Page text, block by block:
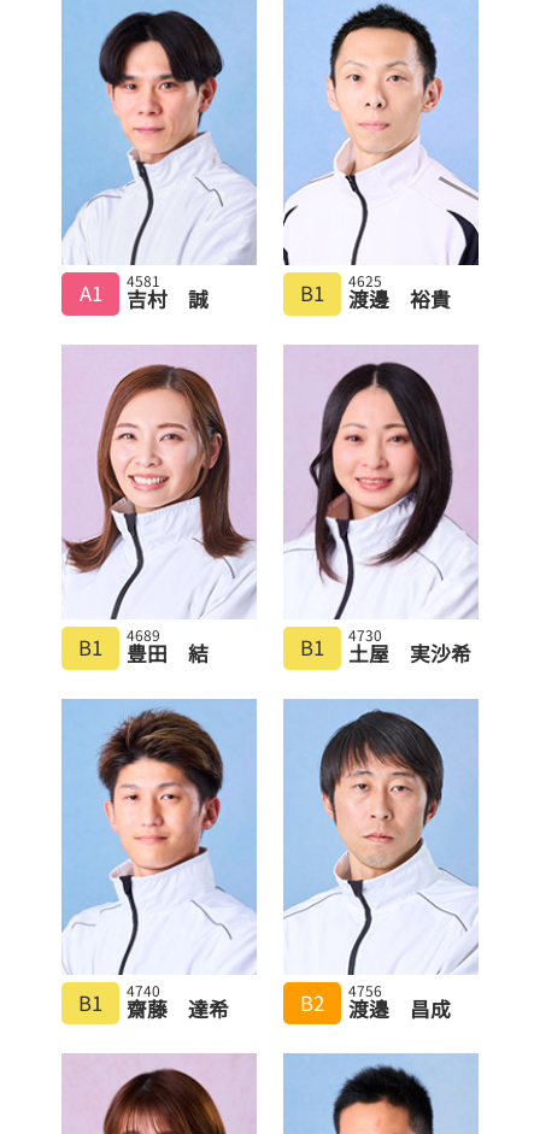
A1 4581
吉村 誠 B1 4625
渡邊 裕貴
B1 4689
豊田 結 B1 4730
土屋 実沙希
B1 4740
齋藤 達希 B2 4756
渡邉 昌成